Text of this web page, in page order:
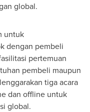
global.
untuk
dengan pembeli
pertemuan
pembeli maupun
tiga acara
dan offline untuk
global.